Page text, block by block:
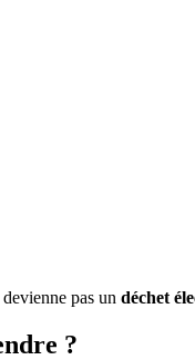
pas un déchet
?